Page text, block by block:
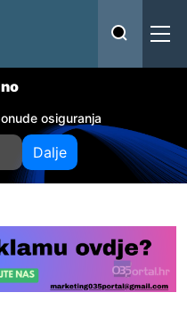
osiguranja
Dalje